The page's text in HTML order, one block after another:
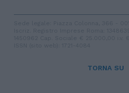
TORNA SU